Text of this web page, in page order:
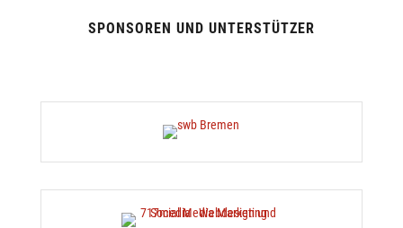
SPONSOREN UND UNTERSTÜTZER